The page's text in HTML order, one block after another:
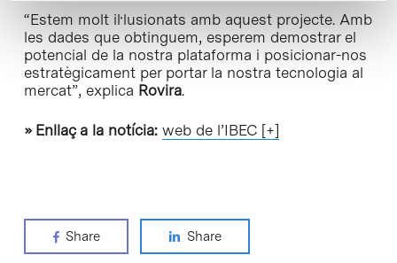
“Estem molt il·lusionats amb aquest projecte. Amb
les dades que obtinguem, esperem demostrar el
potencial de la nostra plataforma i posicionar-nos
estratègicament per portar la nostra tecnologia al
mercat”, explica Rovira.
» Enllaç a la notícia: web de l’IBEC [+]
Share Share